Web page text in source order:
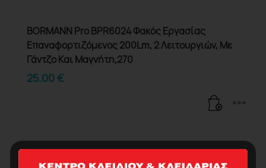
BORMANN Pro BPR6024 Φακός Εργασίας
Επαναφορτιζόμενος 200Lm, 2 Λειτουργιών, Με
Γάντζο Και Μαγνήτη,270
25.00€